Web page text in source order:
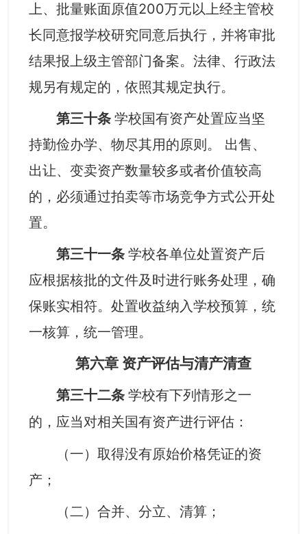
上、批量账面原值200万元以上经主管校
长同意报学校研究同意后执行 ， 并将审批
结果报上级主管部门备案。法律、行政法
规另有规定的，依照其规定执行。
第三十条学校国有资产处置应当坚
持勤俭办学、物尽其用的原则。 出售、
出让、变卖资产数量较多或者价值较高
的，必须通过拍卖等市场竞争方式公开处
置。
第三十一条学校各单位处置资产后
应根据核批的文件及时进行账务处理，确
保账实相符。处置收益纳入学校预算，统
一核算，统一管理。
第六章 资产评估与清产清查
第三十二条学校有下列情形之一
的，应当对相关国有资产进行评估：
（一）取得没有原始价格凭证的资
产；
（二）合并、分立、清算；